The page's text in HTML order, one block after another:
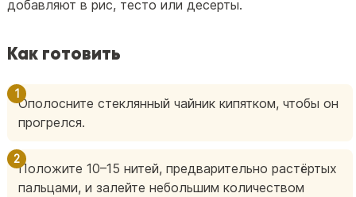
добавляют в рис, тесто или десерты.
Как готовить
Ополосните стеклянный чайник кипятком, чтобы он
прогрелся.
Положите 10–15 нитей, предварительно растёртых
пальцами, и залейте небольшим количеством